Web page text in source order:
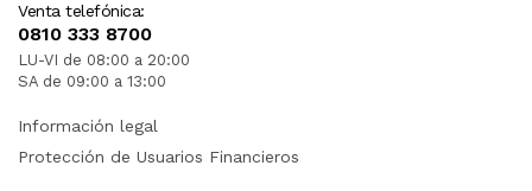
Venta telefónica:
0810 333 8700
LU-VI de 08:00 a 20:00
SA de 09:00 a 13:00
Información legal
Protección de Usuarios Financieros